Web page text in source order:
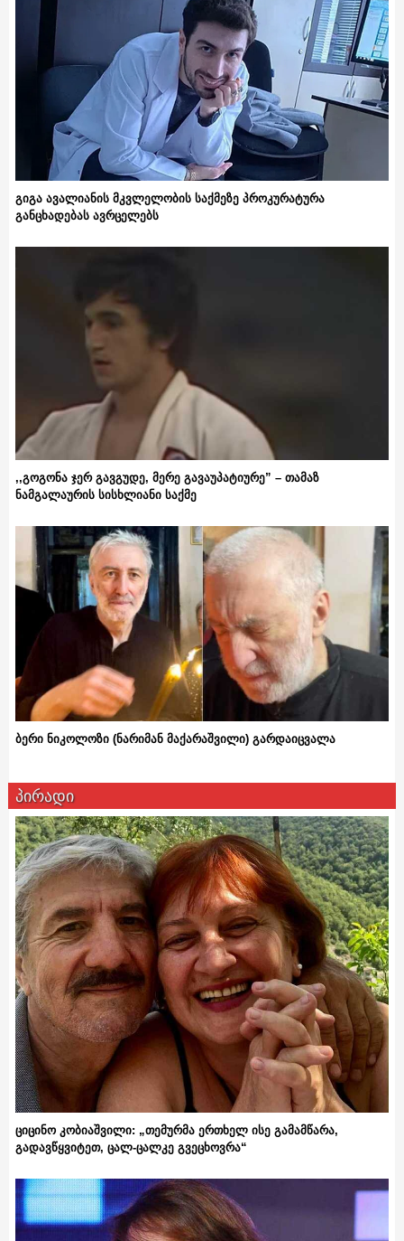
გიგა ავალიანის მკვლელობის საქმეზე პროკურატურა
განცხადებას ავრცელებს
,,გოგონა ჯერ გავგუდე, მერე გავაუპატიურე” – თამაზ
ნამგალაურის სისხლიანი საქმე
ბერი ნიკოლოზი (ნარიმან მაქარაშვილი) გარდაიცვალა
პირადი
ციცინო კობიაშვილი: „თემურმა ერთხელ ისე გამამწარა,
გადავწყვიტეთ, ცალ-ცალკე გვეცხოვრა“